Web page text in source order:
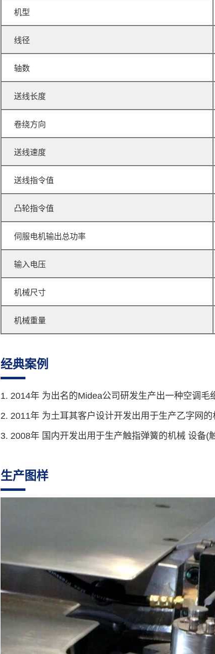
机型
线径
轴数
送线长度
卷绕方向
送线速度
送线指令值
凸轮指令值
伺服电机输出总功率
输入电压
机械尺寸
机械重量
经典案例
1. 2014年 为出名的Midea公司研发生产出一种空调毛
2. 2011年 为土耳其客户设计开发出用于生产乙字网
3. 2008年 国内开发出用于生产触指弹簧的机械 设备(
生产图样